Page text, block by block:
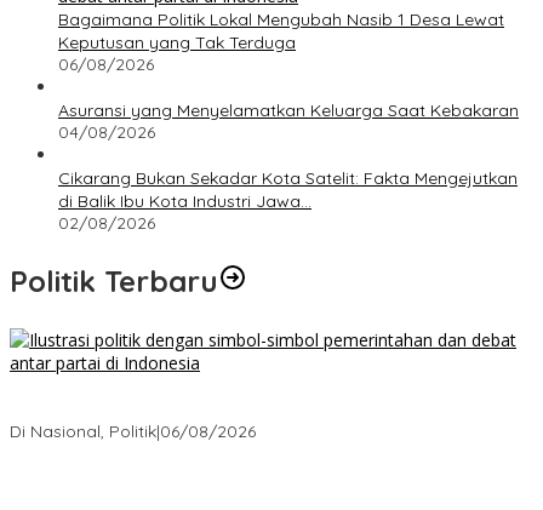
Bagaimana Politik Lokal Mengubah Nasib 1 Desa Lewat
Keputusan yang Tak Terduga
06/08/2026
Asuransi yang Menyelamatkan Keluarga Saat Kebakaran
04/08/2026
Cikarang Bukan Sekadar Kota Satelit: Fakta Mengejutkan
di Balik Ibu Kota Industri Jawa…
02/08/2026
Politik Terbaru
Di Nasional, Politik|06/08/2026